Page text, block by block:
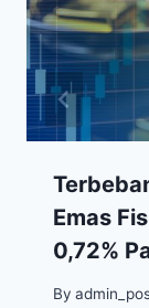
Emas
0,72%
By